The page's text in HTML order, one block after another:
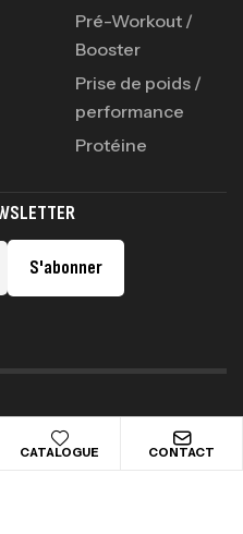
CATALOGUE CONTACT
S'abonner
Pré-Workout /
Booster
Prise de poids /
performance
Protéine
. All rights reserved